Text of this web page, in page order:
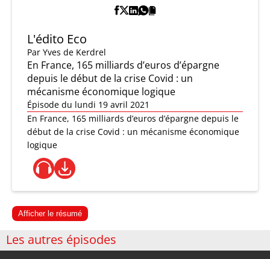
L'édito Eco
Par Yves de Kerdrel
En France, 165 milliards d’euros d’épargne
depuis le début de la crise Covid : un
mécanisme économique logique
Épisode du lundi 19 avril 2021
En France, 165 milliards d’euros d’épargne depuis le
début de la crise Covid : un mécanisme économique
logique
Afficher le résumé
Les autres épisodes